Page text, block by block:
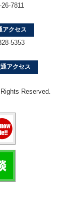
7811
アクセス
5353
アクセス
Reserved.